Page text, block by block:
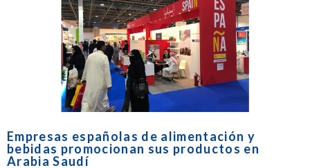
Empresas españolas de alimentación y
bebidas promocionan sus productos en
Arabia Saudí